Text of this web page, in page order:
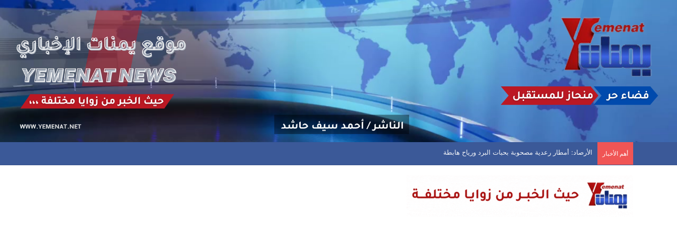
أهم الأخبار رسائل عاجلة إلى “شرعية القتل الصامت”